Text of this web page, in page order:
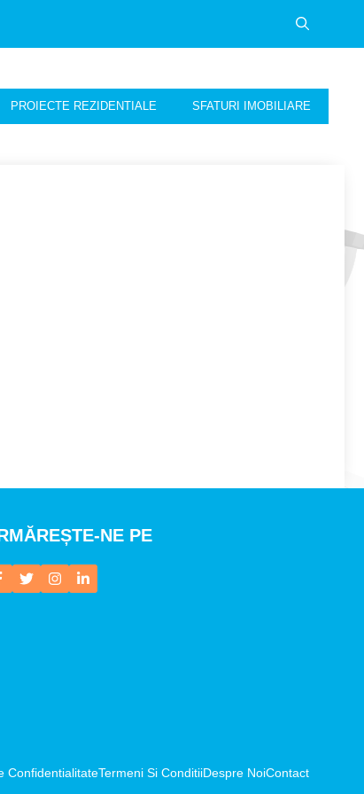
PROIECTE REZIDENTIALE SFATURI IMOBILIARE
NE PE
ConfidentialitateTermeni Si ConditiiDespre NoiContact